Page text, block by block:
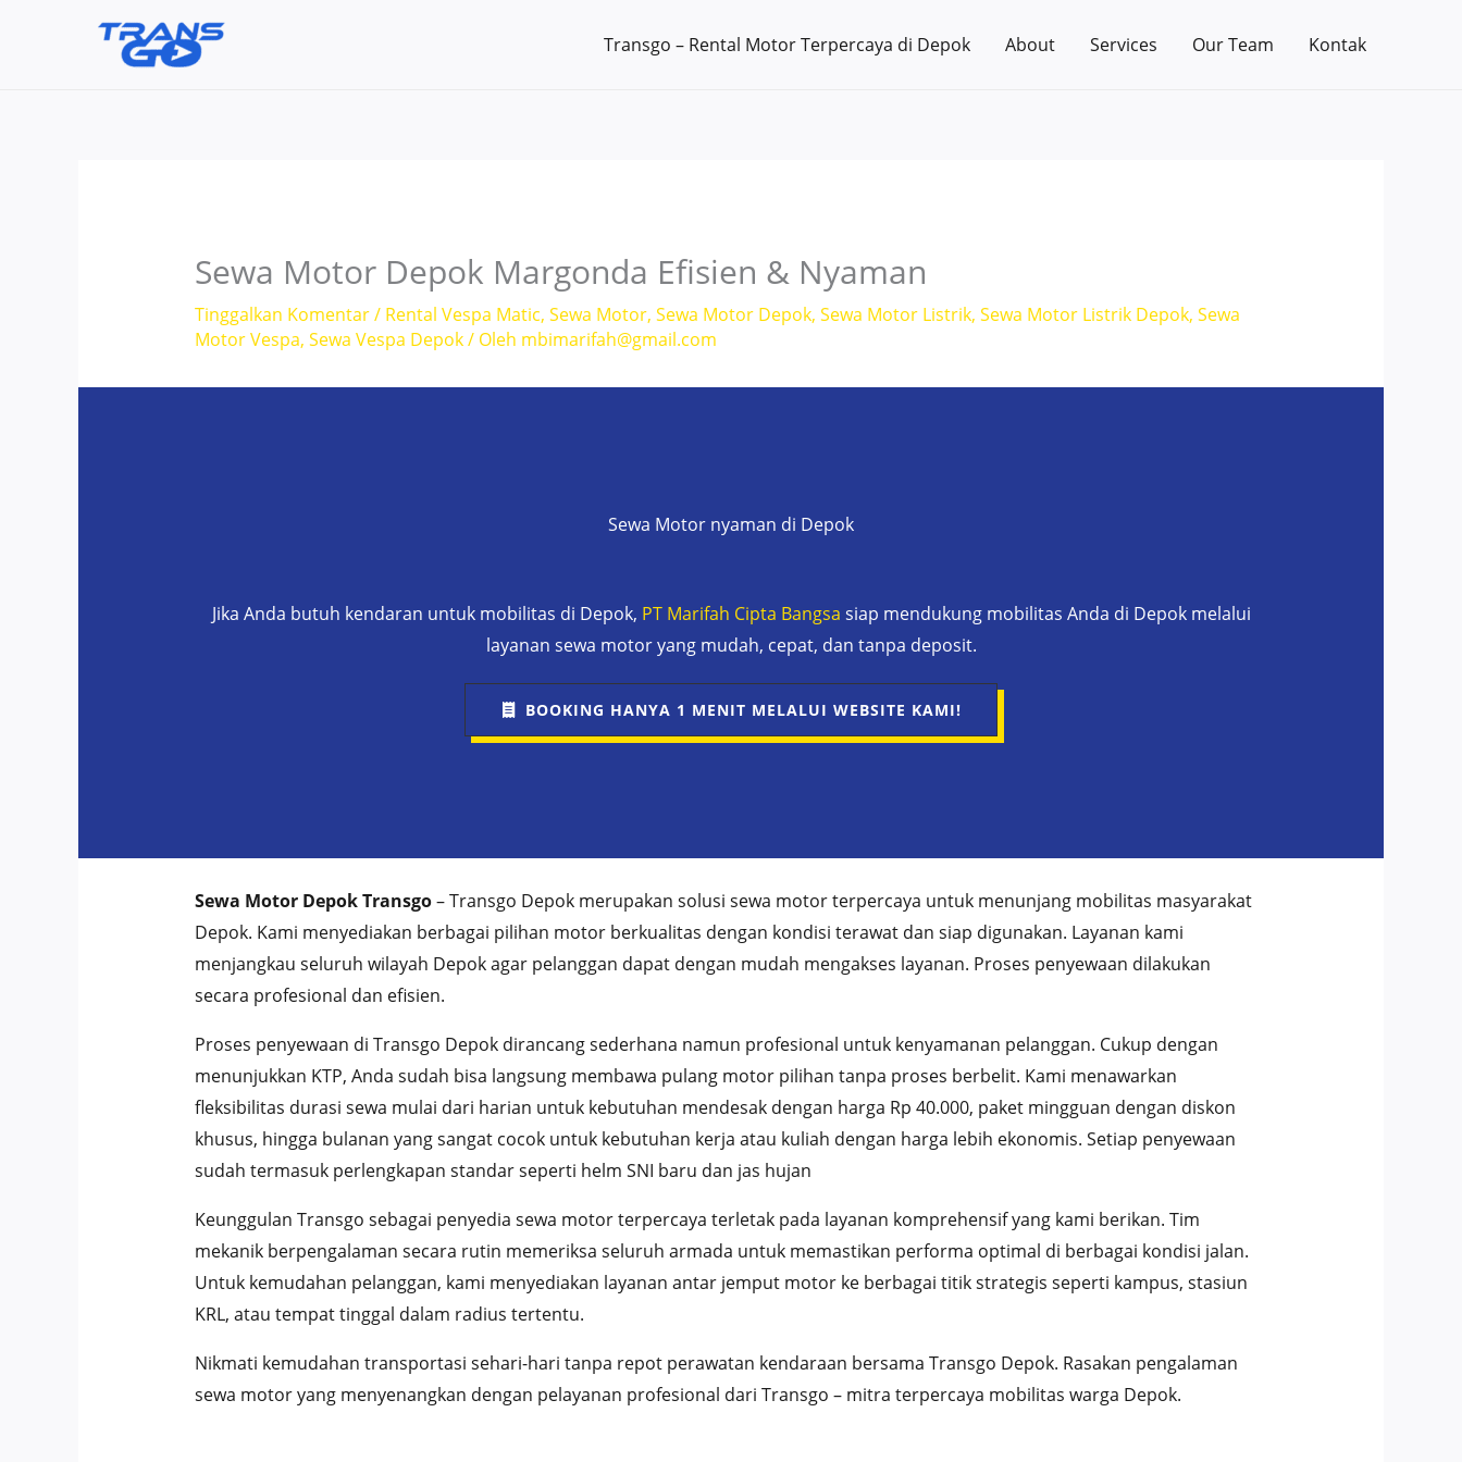
Transgo – Rental Motor Terpercaya di Depok About Services Our Team Kontak
Sewa Motor Depok Margonda Efisien & Nyaman
Tinggalkan Komentar/ Rental Vespa Matic, Sewa Motor, Sewa Motor Depok, Sewa Motor Listrik, Sewa Motor Listrik Depok, Sewa
Motor Vespa, Sewa Vespa Depok/ Oleh mbimarifah@gmail.com
Sewa Motor nyaman di Depok
Jika Anda butuh kendaran untuk mobilitas di Depok, PT Marifah Cipta Bangsa siap mendukung mobilitas Anda di Depok melalui
layanan sewa motor yang mudah, cepat, dan tanpa deposit.
BOOKING HANYA 1 MENIT MELALUI WEBSITE KAMI!
Sewa Motor Depok Transgo– Transgo Depok merupakan solusi sewa motor terpercaya untuk menunjang mobilitas masyarakat
Depok. Kami menyediakan berbagai pilihan motor berkualitas dengan kondisi terawat dan siap digunakan. Layanan kami
menjangkau seluruh wilayah Depok agar pelanggan dapat dengan mudah mengakses layanan. Proses penyewaan dilakukan
secara profesional dan efisien.
Proses penyewaan di Transgo Depok dirancang sederhana namun profesional untuk kenyamanan pelanggan. Cukup dengan
menunjukkan KTP, Anda sudah bisa langsung membawa pulang motor pilihan tanpa proses berbelit. Kami menawarkan
fleksibilitas durasi sewa mulai dari harian untuk kebutuhan mendesak dengan harga Rp 40.000, paket mingguan dengan diskon
khusus, hingga bulanan yang sangat cocok untuk kebutuhan kerja atau kuliah dengan harga lebih ekonomis. Setiap penyewaan
sudah termasuk perlengkapan standar seperti helm SNI baru dan jas hujan
Keunggulan Transgo sebagai penyedia sewa motor terpercaya terletak pada layanan komprehensif yang kami berikan. Tim
mekanik berpengalaman secara rutin memeriksa seluruh armada untuk memastikan performa optimal di berbagai kondisi jalan.
Untuk kemudahan pelanggan, kami menyediakan layanan antar jemput motor ke berbagai titik strategis seperti kampus, stasiun
KRL, atau tempat tinggal dalam radius tertentu.
Nikmati kemudahan transportasi sehari-hari tanpa repot perawatan kendaraan bersama Transgo Depok. Rasakan pengalaman
sewa motor yang menyenangkan dengan pelayanan profesional dari Transgo – mitra terpercaya mobilitas warga Depok.